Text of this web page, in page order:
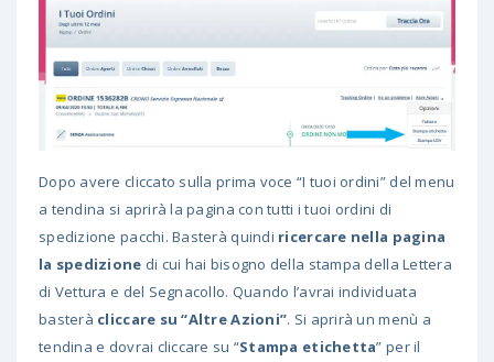
Dopo avere cliccato sulla prima voce “I tuoi ordini” del menu
a tendina si aprirà la pagina con tutti i tuoi ordini di
spedizione pacchi. Basterà quindi ricercare nella pagina
la spedizione di cui hai bisogno della stampa della Lettera
di Vettura e del Segnacollo. Quando l’avrai individuata
basterà cliccare su “Altre Azioni”. Si aprirà un menù a
tendina e dovrai cliccare su “Stampa etichetta” per il